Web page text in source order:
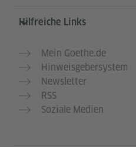
Hilfreiche Links
Mein Goethe.de
Hinweisgebersystem
Newsletter
RSS
Soziale Medien